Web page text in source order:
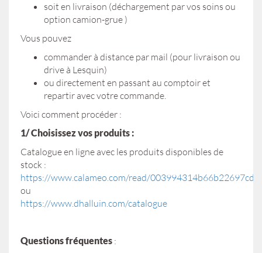
soit en livraison (déchargement par vos soins ou
option camion-grue )
Vous pouvez
commander à distance par mail (pour livraison ou
drive à Lesquin)
ou directement en passant au comptoir et
repartir avec votre commande.
Voici comment procéder :
1/ Choisissez vos produits :
Catalogue en ligne avec les produits disponibles de
stock :
https://www.calameo.com/read/003994314b66b22697cd4
ou
https://www.dhalluin.com/catalogue
Questions fréquentes :